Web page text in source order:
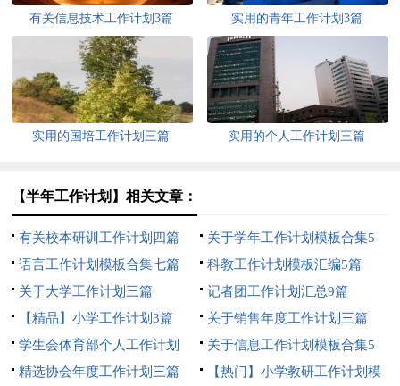
有关信息技术工作计划3篇 实用的青年工作计划3篇
实用的国培工作计划三篇 实用的个人工作计划三篇
【半年工作计划】相关文章：
有关校本研训工作计划四篇
关于学年工作计划模板合集5
篇
语言工作计划模板合集七篇
科教工作计划模板汇编5篇
关于大学工作计划三篇
记者团工作计划汇总9篇
【精品】小学工作计划3篇
关于销售年度工作计划三篇
学生会体育部个人工作计划
关于信息工作计划模板合集5
篇
精选协会年度工作计划三篇 【热门】小学教研工作计划模